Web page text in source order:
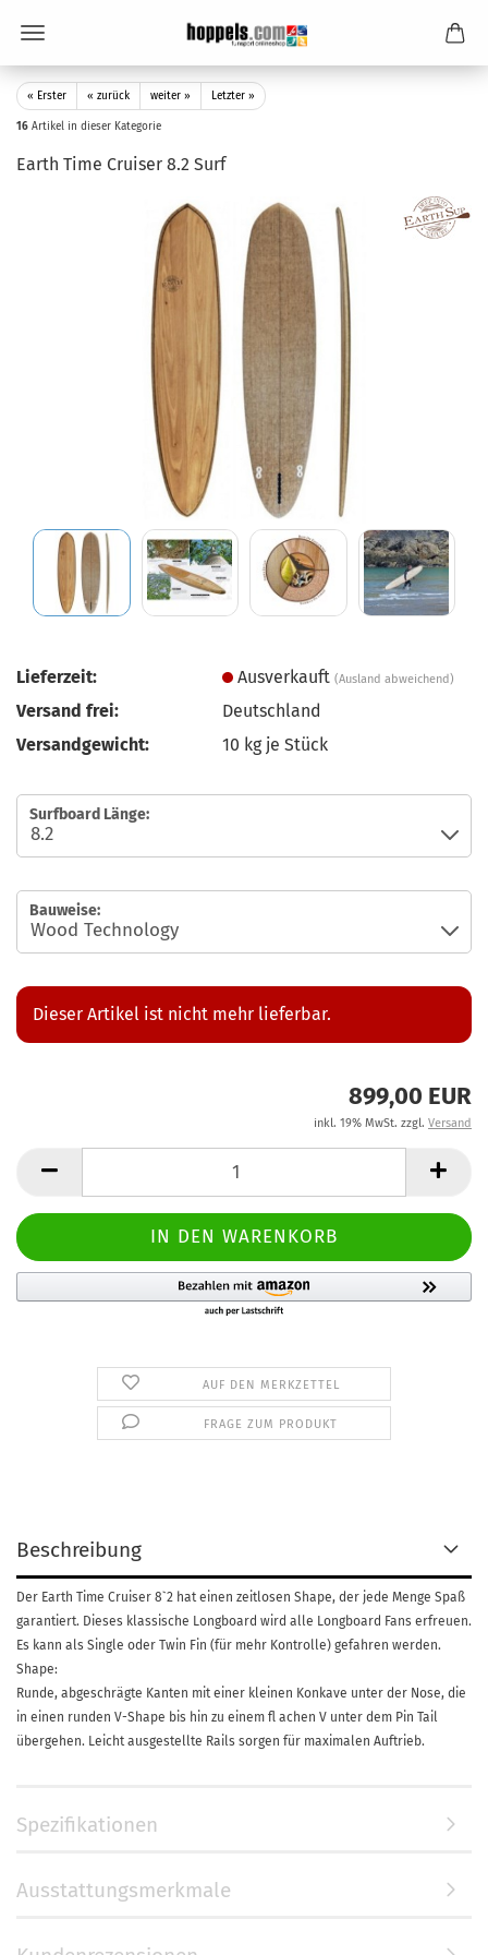
« Erster « zurück weiter » Letzter »
16 Artikel in dieser Kategorie
Earth Time Cruiser 8.2 Surf
Lieferzeit: Ausverkauft(Ausland abweichend)
Versand frei:
Deutschland
Versandgewicht:
10 kg je Stück
Surfboard Länge:
Bauweise:
Dieser Artikel ist nicht mehr lieferbar.
899,00 EUR
inkl. 19% MwSt. zzgl. Versand
AUF DEN MERKZETTEL
FRAGE ZUM PRODUKT
Beschreibung
Der Earth Time Cruiser 8`2 hat einen zeitlosen Shape, der jede Menge Spaß
garantiert. Dieses klassische Longboard wird alle Longboard Fans erfreuen.
Es kann als Single oder Twin Fin (für mehr Kontrolle) gefahren werden.
Shape:
Runde, abgeschrägte Kanten mit einer kleinen Konkave unter der Nose, die
in einen runden V-Shape bis hin zu einem fl achen V unter dem Pin Tail
übergehen. Leicht ausgestellte Rails sorgen für maximalen Auftrieb.
Spezifikationen
Ausstattungsmerkmale